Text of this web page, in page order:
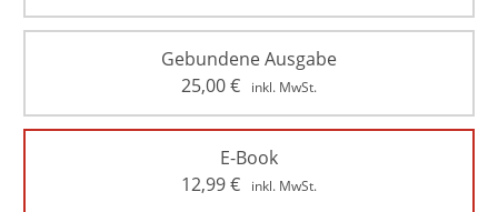
Gebundene Ausgabe
25,00€ inkl. MwSt.
E-Book
12,99€ inkl. MwSt.